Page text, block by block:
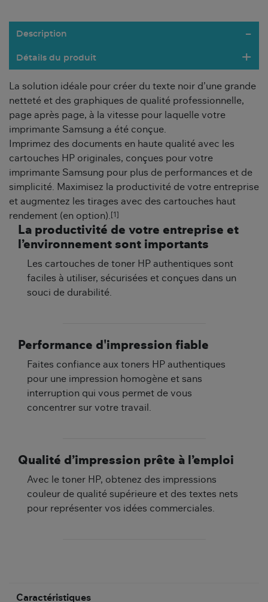
Description
Détails du produit
La solution idéale pour créer du texte noir d’une grande
netteté et des graphiques de qualité professionnelle,
page après page, à la vitesse pour laquelle votre
imprimante Samsung a été conçue.
Imprimez des documents en haute qualité avec les
cartouches HP originales, conçues pour votre
imprimante Samsung pour plus de performances et de
simplicité. Maximisez la productivité de votre entreprise
et augmentez les tirages avec des cartouches haut
rendement (en option). [1]
La productivité de votre entreprise et
l’environnement sont importants
Les cartouches de toner HP authentiques sont
faciles à utiliser, sécurisées et conçues dans un
souci de durabilité.
Performance d'impression fiable
Faites confiance aux toners HP authentiques
pour une impression homogène et sans
interruption qui vous permet de vous
concentrer sur votre travail.
Qualité d’impression prête à l’emploi
Avec le toner HP, obtenez des impressions
couleur de qualité supérieure et des textes nets
pour représenter vos idées commerciales.
Caractéristiques